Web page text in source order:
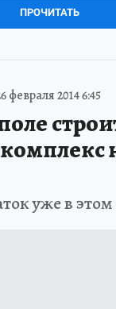
ПРОЧИТАТЬ
февраля 2014 6:45
уже в этом